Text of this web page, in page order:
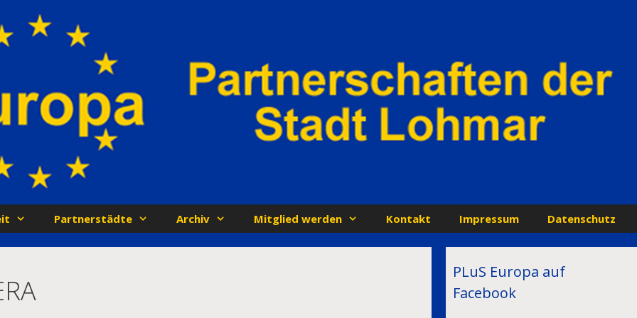
Partnerstädte Archiv Mitglied werden Kontakt Impressum Datenschutz
PLuS Europa auf
Facebook